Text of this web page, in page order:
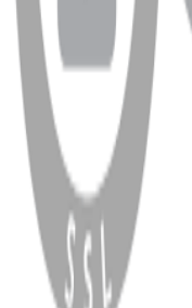
WhatsApp Facebook
Copyright
2026 Dükkan Hifi